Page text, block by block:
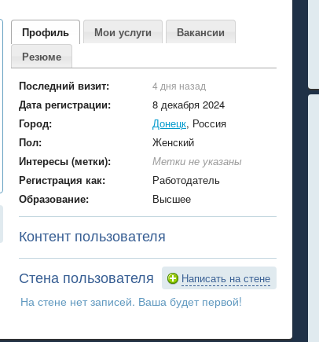
Профиль Мои услуги
Вакансии
Резюме
Последний визит:
4 дня назад
Дата регистрации:
8 декабря 2024
Город:
Донецк, Россия
Пол:
Женский
Интересы (метки):
Метки не указаны
Регистрация как:
Работодатель
Образование:
Высшее
Контент пользователя
Стена пользователя Написать на стене
На стене нет записей. Ваша будет первой!